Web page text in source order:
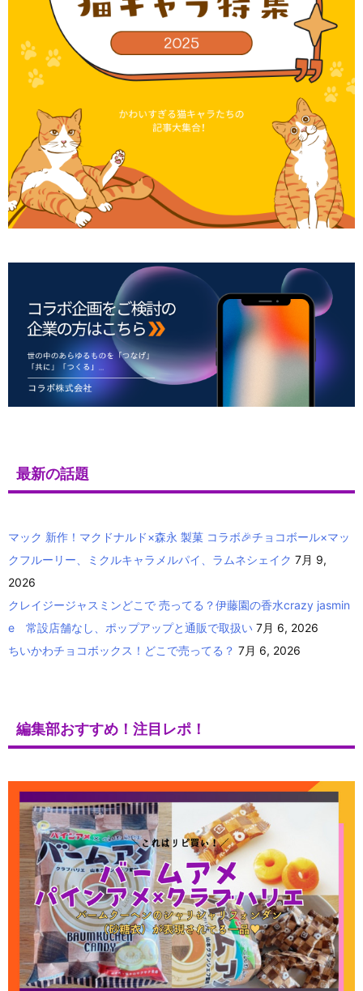
最新の話題
マック 新作！マクドナルド×森永 製菓 コラボ🎉チョコボール×マッ
クフルーリー、ミクルキャラメルパイ、ラムネシェイク 7月 9,
2026
クレイジージャスミンどこで 売ってる？伊藤園の香水crazy jasmin
e 常設店舗なし、ポップアップと通販で取扱い 7月 6, 2026
ちいかわチョコボックス！どこで売ってる？ 7月 6, 2026
編集部おすすめ！注目レポ！